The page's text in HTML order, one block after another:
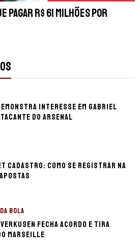
R$ 61 milhões por
interesse em Gabriel
do Arsenal
cadastro: Como se registrar na
BOLA
fecha acordo e tira
Marseille